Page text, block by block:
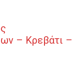
– Κρεβάτι –